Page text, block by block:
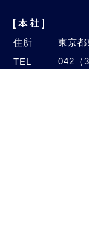
[本社]
住所
東京
TEL
042（